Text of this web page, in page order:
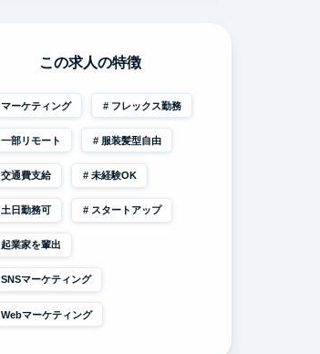
この求人の特徴
マーケティング フレックス勤務
一部リモート 服装髪型自由
交通費支給 未経験OK
土日勤務可 スタートアップ
起業家を輩出
SNSマーケティング
Webマーケティング